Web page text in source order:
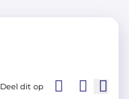
Deel dit op